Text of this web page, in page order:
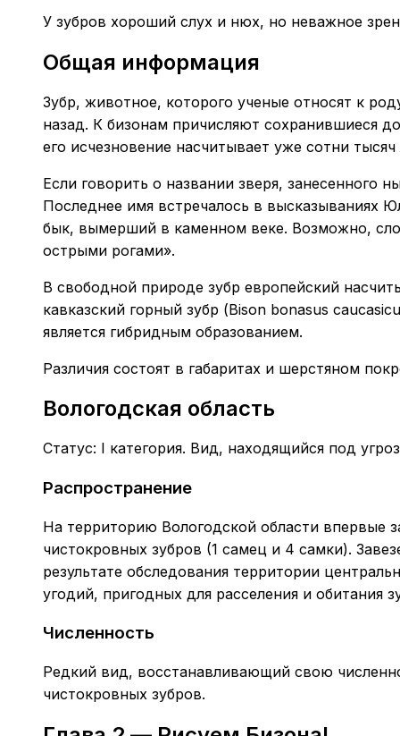
У зубров хороший слух и нюх, но неважное
Общая информация
Зубр, животное, которого ученые относят к
назад. К бизонам причисляют сохранившиеся
его исчезновение насчитывает уже сотни тысяч
Если говорить о названии зверя,
Последнее имя встречалось в высказываниях
бык, вымерший в каменном веке. Возможно,
острыми рогами».
В свободной природе зубр европейский
кавказский горный зубр (Bison bonasus
является гибридным образованием.
Различия состоят в габаритах и шерстяном
Вологодская область
Статус: I категория. Вид, находящийся под
Распространение
На территорию Вологодской области впервые
чистокровных зубров (1 самец и 4 самки).
результате обследования территории
угодий, пригодных для расселения и обитания
Численность
Редкий вид, восстанавливающий свою
чистокровных зубров.